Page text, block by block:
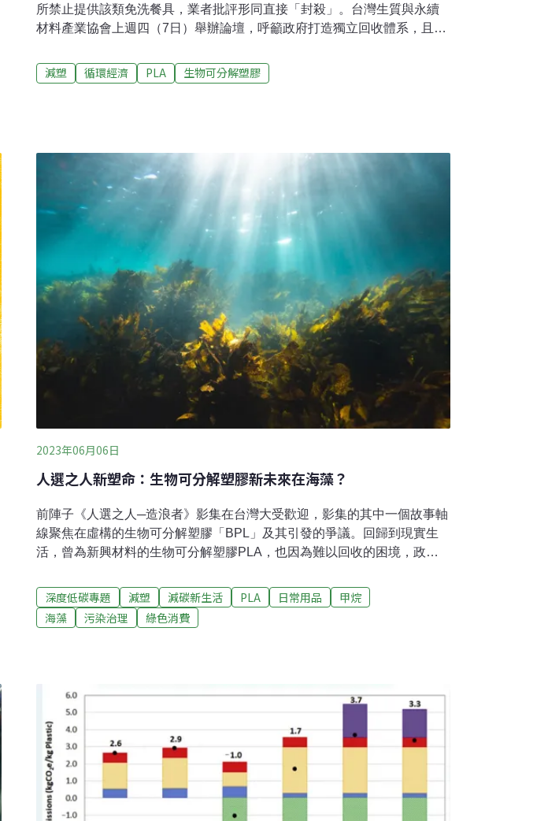
所禁止提供該類免洗餐具，業者批評形同直接「封殺」。台灣生質與永續
材料產業協會上週四（7日）舉辦論壇，呼籲政府打造獨立回收體系，且生
於減塑目標。環境部則表示，國內仍缺乏合適處理設施，就目前了解，業
者也還沒有好的回收方法。PLA有利弊 替代性塑膠需求看漲台灣生質與永
噸），生物可分解塑膠就是選項之一。王舜弘批，台灣政府持消極態度，
將這類替代材料視為沒價值、惹事的「問題兒童」，呼籲將塑膠替代材料
的治理與回收等配套納入政策規劃。長期投入潔淨能源研究的核能研究所
博士郭家倫研
減塑 循環經濟 PLA 生物可分解塑膠
2023年06月06日
人選之人新塑命：生物可分解塑膠新未來在海藻？
前陣子《人選之人─造浪者》影集在台灣大受歡迎，影集的其中一個故事軸
線聚焦在虛構的生物可分解塑膠「BPL」及其引發的爭議。回歸到現實生
活，曾為新興材料的生物可分解塑膠PLA，也因為難以回收的困境，政府
還有哪些替代塑膠製品的可能。每年全世界製造超過2億噸塑膠垃圾，因為
難以分解，進入土地、流入海洋後造成各式各樣的污染。標榜「生物可分
解」的PLA（聚乳酸）塑膠，一度被業者視為減塑的良方。環保署卻公告
有的回收體系，反而讓原本的回收分類混淆，造成更大的問題。可食用的
海藻塑膠淘汰塑膠是一條漫長的道路，雖然完美的替代品尚未出現，但在
大環境的驅
深度低碳專題 減塑 減碳新生活 PLA 日常用品
甲烷
海藻
污染治理 綠色消費